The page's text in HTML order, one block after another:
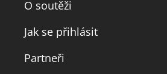
O soutěži
Jak se přihlásit
Partneři